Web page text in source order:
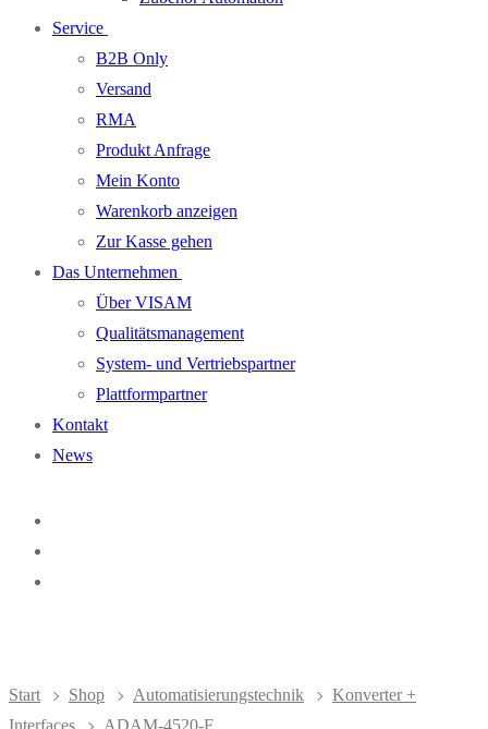
Service
B2B Only
Versand
RMA
Produkt Anfrage
Mein Konto
Warenkorb anzeigen
Zur Kasse gehen
Das Unternehmen
Über VISAM
Qualitätsmanagement
System- und Vertriebspartner
Plattformpartner
Kontakt
News
Start Shop Automatisierungstechnik
Konverter +
Interfaces
ADAM-4520-F